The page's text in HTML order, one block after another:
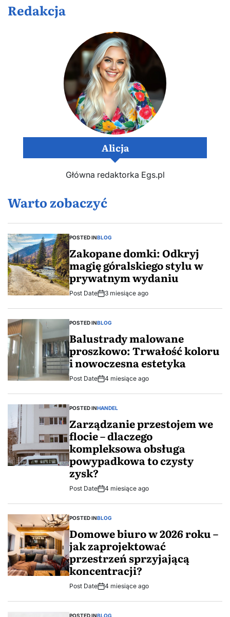
Redakcja
Alicja
Główna redaktorka Egs.pl
Warto zobaczyć
POSTED INBLOG
Zakopane domki: Odkryj
magię góralskiego stylu w
prywatnym wydaniu
Post Date 3 miesiące ago
POSTED INBLOG
Balustrady malowane
proszkowo: Trwałość koloru
i nowoczesna estetyka
Post Date 4 miesiące ago
POSTED INHANDEL
Zarządzanie przestojem we
flocie – dlaczego
kompleksowa obsługa
powypadkowa to czysty
zysk?
Post Date 4 miesiące ago
POSTED INBLOG
Domowe biuro w 2026 roku –
jak zaprojektować
przestrzeń sprzyjającą
koncentracji?
Post Date 4 miesiące ago
POSTED INBLOG